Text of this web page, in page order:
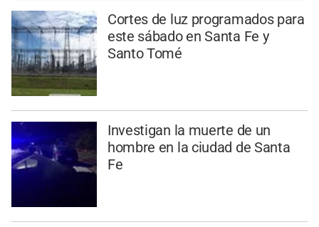
Cortes de luz programados para
este sábado en Santa Fe y
Santo Tomé
Investigan la muerte de un
hombre en la ciudad de Santa
Fe